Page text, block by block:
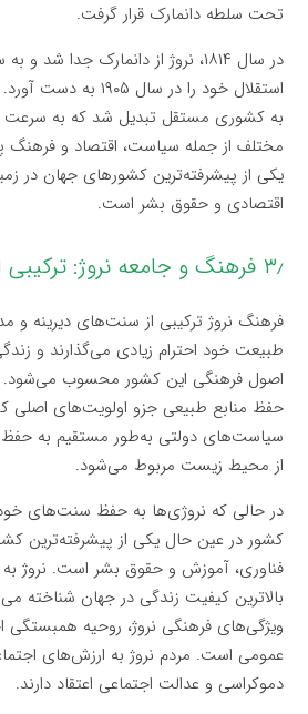
تحت سلطه دانمارک قرار گرفت.
در سال ۱۸۱۴، نروژ از دانمارک جدا
استقلال خود را در سال
به کشوری مستقل تبدیل شد که به
مختلف از جمله سیاست، اقتصاد و فرهنگ
یکی از پیشرفته‌ترین کشورهای جهان در
اقتصادی و حقوق بشر است.
۳٫ فرهنگ و جامعه نروژ: ترکیبی از سنت و مدرنیته
فرهنگ نروژ ترکیبی از سنت‌های دیرینه و
طبیعت خود احترام زیادی می‌گذارند و
اصول فرهنگی این کشور محسوب می‌شود.
حفظ منابع طبیعی جزو اولویت‌های اصلی
سیاست‌های دولتی به‌طور مستقیم به
از محیط زیست مربوط می‌شود.
در حالی که نروژی‌ها به حفظ سنت‌های
کشور در عین حال یکی از پیشرفته‌ترین
فناوری، آموزش و حقوق بشر است. نروژ
بالاترین کیفیت زندگی در جهان شناخته
ویژگی‌های فرهنگی نروژ، روحیه همبستگی
عمومی است. مردم نروژ به ارزش‌های
دموکراسی و عدالت اجتماعی اعتقاد دارند.